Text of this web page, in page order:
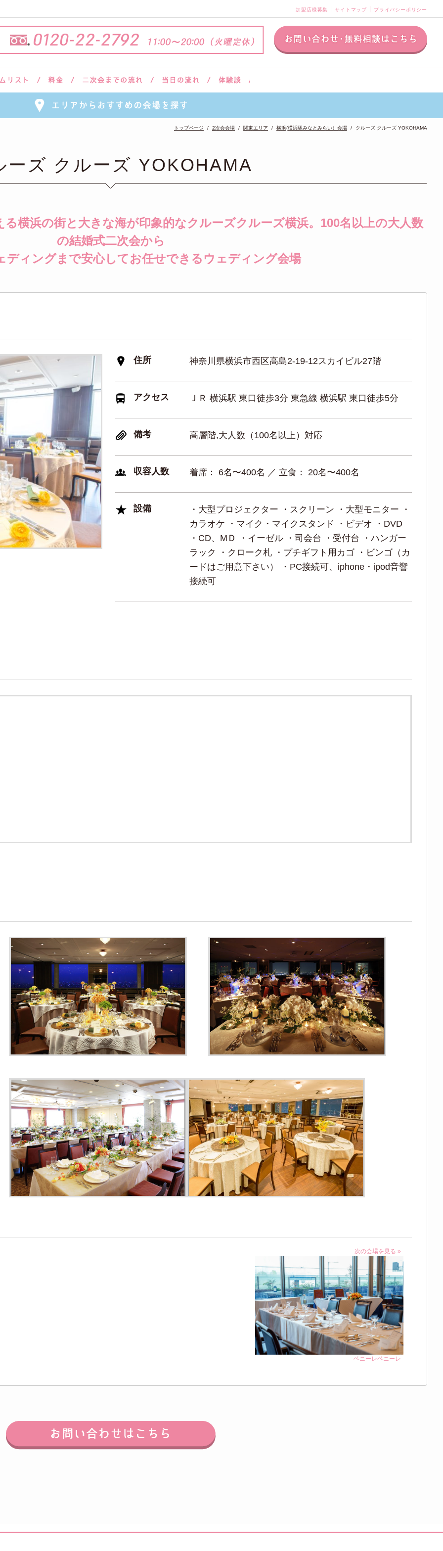
加盟店様募集 サイトマップ プライバシーポリシー
トップページ 2次会会場 関東エリア 横浜(横浜駅みなとみらい）会場 クルーズ クルーズ YOKOHAMA
ーズ クルーズ YOKOHAMA
横浜の街と大きな海が印象的なクルーズクルーズ横浜。100名以上の大人数
の結婚式二次会から
ディングまで安心してお任せできるウェディング会場
住所 神奈川県横浜市西区高島2-19-12スカイビル27階
アクセス ＪＲ 横浜駅 東口徒歩3分 東急線 横浜駅 東口徒歩5分
備考 高層階,大人数（100名以上）対応
収容人数 着席： 6名〜400名 ／ 立食： 20名〜400名
設備
・大型プロジェクター ・スクリーン ・大型モニター ・
カラオケ ・マイク・マイクスタンド ・ビデオ ・DVD
・CD、MＤ ・イーゼル ・司会台 ・受付台 ・ハンガー
ラック ・クローク札 ・プチギフト用カゴ ・ビンゴ（カ
ードはご用意下さい） ・PC接続可、iphone・ipod音響
接続可
次の会場を見る »
ベニーレベニーレ